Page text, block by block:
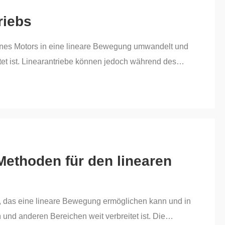
Motors in eine lineare Bewegung umwandelt und
ist. Linearantriebe können jedoch während des
Artikel werden eine datenbasierte
für den linearen
eine lineare Bewegung ermöglichen kann und in
anderen Bereichen weit verbreitet ist. Die